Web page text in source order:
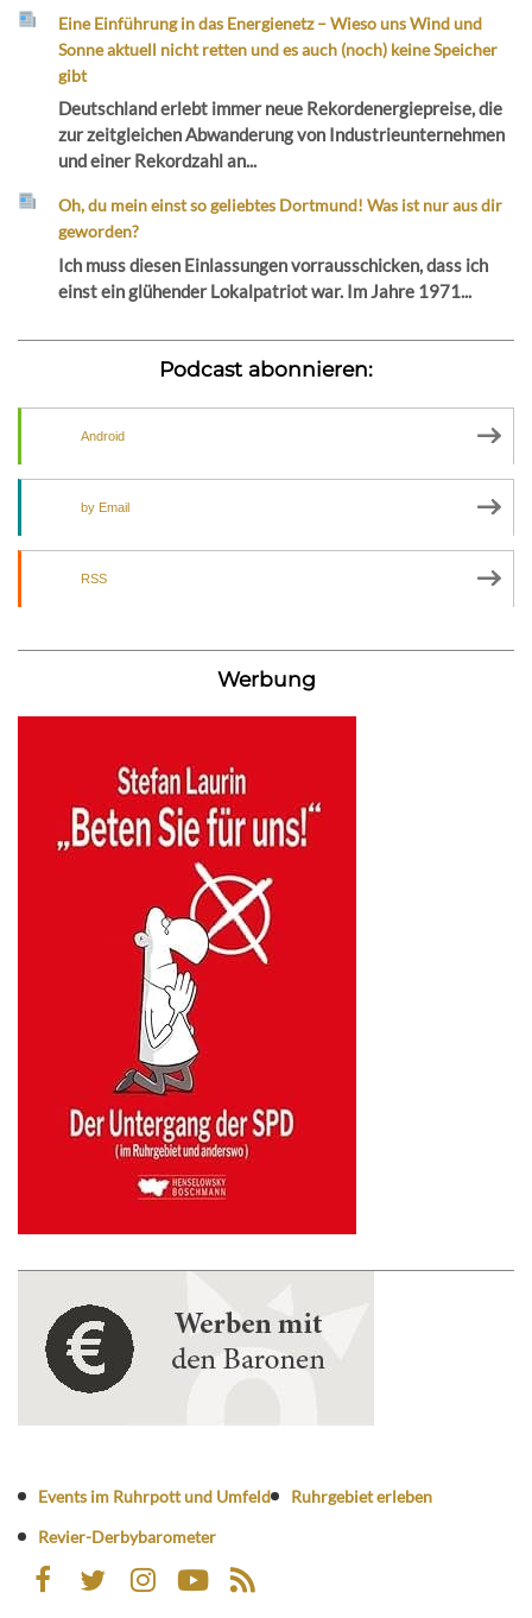
Eine Einführung in das Energienetz – Wieso uns Wind und
Sonne aktuell nicht retten und es auch (noch) keine Speicher
gibt
Deutschland erlebt immer neue Rekordenergiepreise, die
zur zeitgleichen Abwanderung von Industrieunternehmen
und einer Rekordzahl an...
Oh, du mein einst so geliebtes Dortmund! Was ist nur aus dir
geworden?
Ich muss diesen Einlassungen vorrausschicken, dass ich
einst ein glühender Lokalpatriot war. Im Jahre 1971...
Podcast abonnieren:
Android
by Email
RSS
Werbung
Events im Ruhrpott und Umfeld
Ruhrgebiet erleben
Revier-Derbybarometer